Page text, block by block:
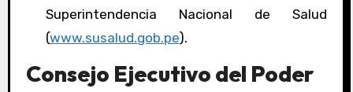
Superintendencia Nacional de Salud
(www.susalud.gob.pe).
Consejo Ejecutivo del Poder